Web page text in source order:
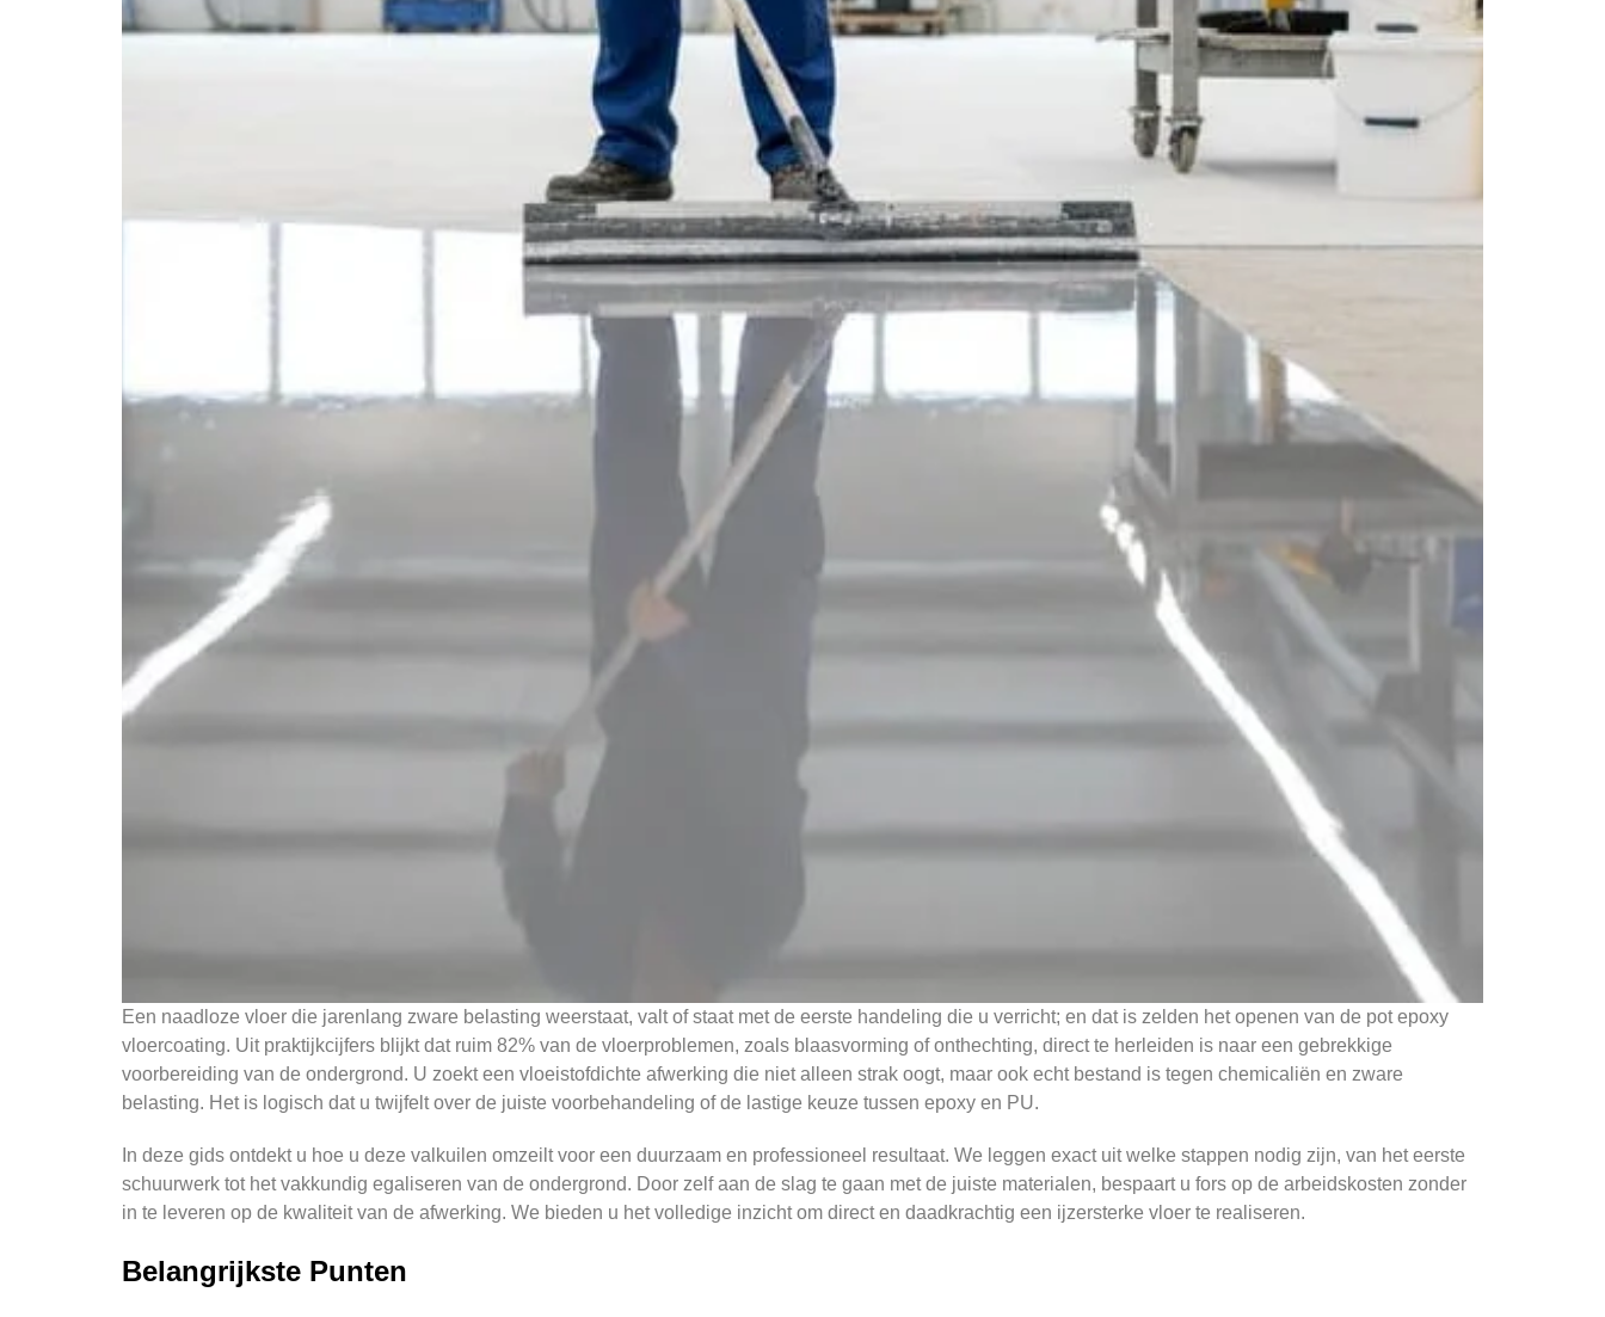
Een naadloze vloer die jarenlang zware belasting weerstaat, valt of staat met de eerste handeling die u verricht; en dat is zelden het openen van de pot epoxy
vloercoating. Uit praktijkcijfers blijkt dat ruim 82% van de vloerproblemen, zoals blaasvorming of onthechting, direct te herleiden is naar een gebrekkige
voorbereiding van de ondergrond. U zoekt een vloeistofdichte afwerking die niet alleen strak oogt, maar ook echt bestand is tegen chemicaliën en zware
belasting. Het is logisch dat u twijfelt over de juiste voorbehandeling of de lastige keuze tussen epoxy en PU.
In deze gids ontdekt u hoe u deze valkuilen omzeilt voor een duurzaam en professioneel resultaat. We leggen exact uit welke stappen nodig zijn, van het eerste
schuurwerk tot het vakkundig egaliseren van de ondergrond. Door zelf aan de slag te gaan met de juiste materialen, bespaart u fors op de arbeidskosten zonder
in te leveren op de kwaliteit van de afwerking. We bieden u het volledige inzicht om direct en daadkrachtig een ijzersterke vloer te realiseren.
Belangrijkste Punten